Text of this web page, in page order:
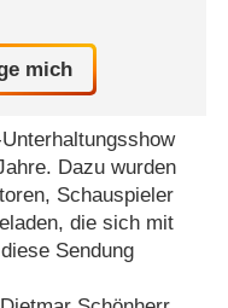
mich
Dazu wurden
Schauspieler
die sich mit
Sendung